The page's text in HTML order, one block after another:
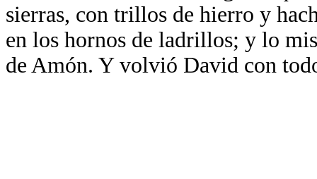
sierras, con trillos de hierro y
en los hornos de ladrillos; y lo
de Amón. Y volvió David con